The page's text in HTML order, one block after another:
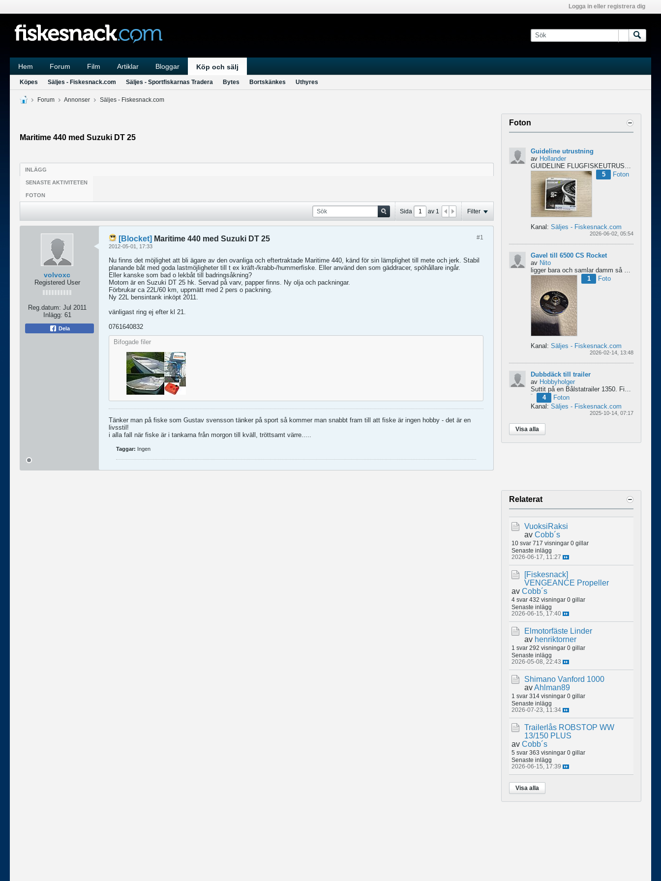
Logga in eller registrera dig
Hem Forum Film Artiklar Bloggar Köp och sälj
Köpes Säljes - Fiskesnack.com Säljes - Sportfiskarnas Tradera Bytes Bortskänkes Uthyres
Forum Annonser Säljes - Fiskesnack.com
Maritime 440 med Suzuki DT 25
INLÄGG
SENASTE AKTIVITETEN
FOTON
Sida av 1 Filter
volvoxc
Registered User
Reg.datum: Jul 2011
Inlägg: 61
Dela
#1
[Blocket] Maritime 440 med Suzuki DT 25
2012-05-01, 17:33
Nu finns det möjlighet att bli ägare av den ovanliga och eftertraktade Maritime 440, känd för sin lämplighet till mete och jerk. Stabil
planande båt med goda lastmöjligheter till t ex kräft-/krabb-/hummerfiske. Eller använd den som gäddracer, spöhållare ingår.
Eller kanske som bad o lekbåt till badringsåkning?
Motorn är en Suzuki DT 25 hk. Servad på varv, papper finns. Ny olja och packningar.
Förbrukar ca 22L/60 km, uppmätt med 2 pers o packning.
Ny 22L bensintank inköpt 2011.
vänligast ring ej efter kl 21.
0761640832
Bifogade filer
Tänker man på fiske som Gustav svensson tänker på sport så kommer man snabbt fram till att fiske är ingen hobby - det är en
livsstil!
i alla fall när fiske är i tankarna från morgon till kväll, tröttsamt värre.....
Taggar: Ingen
Foton
Guideline utrustning
av Hollander
GUIDELINE FLUGFISKEUTRUSTNING – NYTT & OÖPPNAT
5
Foton
Kanal: Säljes - Fiskesnack.com
2026-06-02, 05:54
Gavel till 6500 CS Rocket
av Nito
1
Foto
Kanal: Säljes - Fiskesnack.com
2026-02-14, 13:48
Dubbdäck till trailer
av Hobbyholger
Suttit på en Bålstatrailer 1350. Finns i Spånga men kan transporteras mot Linköping. 500kr
4
Foton
Kanal: Säljes - Fiskesnack.com
2025-10-14, 07:17
Visa alla
Relaterat
VuoksiRaksi
av Cobb´s
10 svar 717 visningar 0 gillar
Senaste inlägg
2026-06-17, 11:27
[Fiskesnack]
VENGEANCE Propeller
av Cobb´s
4 svar 432 visningar 0 gillar
Senaste inlägg
2026-06-15, 17:40
Elmotorfäste Linder
av henriktorner
1 svar 292 visningar 0 gillar
Senaste inlägg
2026-05-08, 22:43
Shimano Vanford 1000
avAhlman89
1 svar 314 visningar 0 gillar
Senaste inlägg
2026-07-23, 11:34
Trailerlås ROBSTOP WW
13/150 PLUS
av Cobb´s
5 svar 363 visningar 0 gillar
Senaste inlägg
2026-06-15, 17:39
Visa alla